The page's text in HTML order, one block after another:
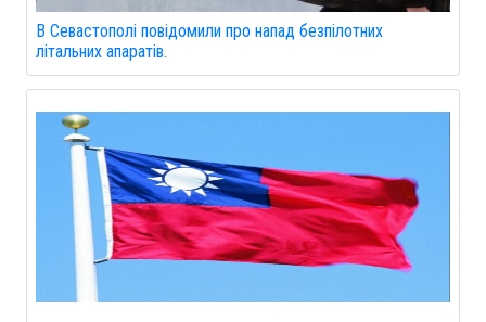
В Севастополі повідомили про напад безпілотних
літальних апаратів.